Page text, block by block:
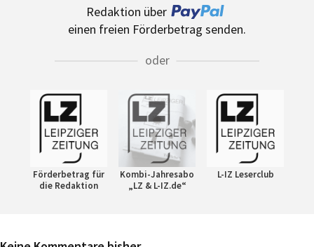
Redaktion über
einen freien Förderbetrag senden.
oder
Förderbetrag für
die Redaktion
Kombi-Jahresabo
„LZ & L-IZ.de“
L-IZ Leserclub